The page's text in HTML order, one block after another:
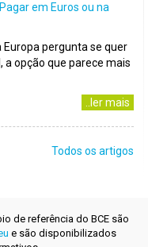
em Euros ou na
pergunta se quer
a opção que parece mais
..ler mais
Todos os artigos
de referência do BCE são
e são disponibilizados